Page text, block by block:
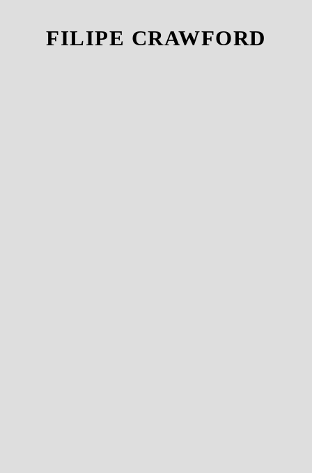
FILIPE CRAWFORD